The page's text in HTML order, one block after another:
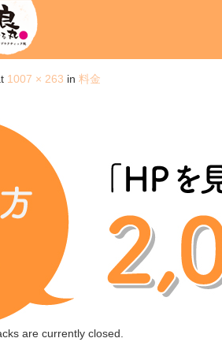
1007 × 263 in 料金
are currently closed.